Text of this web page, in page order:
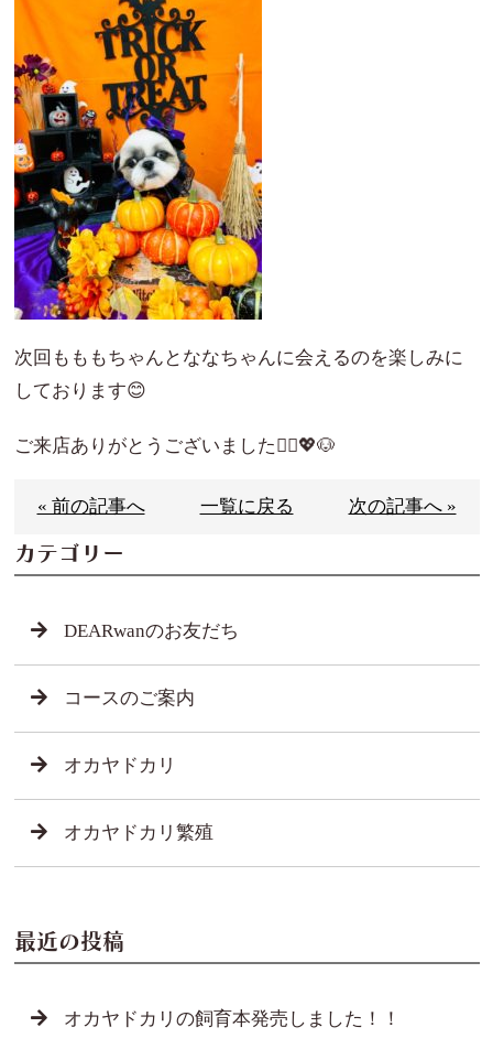
次回もももちゃんとななちゃんに会えるのを楽しみに
しております😊
ご来店ありがとうございました🙇‍♀️💖🐶
« 前の記事へ 一覧に戻る 次の記事へ »
カテゴリー
DEARwanのお友だち
コースのご案内
オカヤドカリ
オカヤドカリ繁殖
最近の投稿
オカヤドカリの飼育本発売しました！！